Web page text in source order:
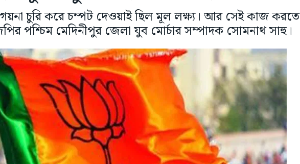
চুরি করে চম্পট দেওয়াই ছিল মূল লক্ষ্য। আর সেই কাজ করতে
পশ্চিম মেদিনীপুর জেলা যুব মোর্চার সম্পাদক সোমনাথ সাহু।